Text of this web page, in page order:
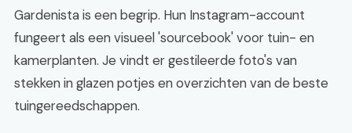
Gardenista is een begrip. Hun Instagram-account
fungeert als een visueel 'sourcebook' voor tuin- en
kamerplanten. Je vindt er gestileerde foto's van
stekken in glazen potjes en overzichten van de beste
tuingereedschappen.